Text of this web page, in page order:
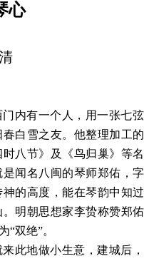
心
内有一个人，用一张七弦
白雪之友。他整理加工的
八节》及《鸟归巢》等名
闻名八闽的琴师郑佑，字
的高度，能在琴韵中知过
明朝思想家李贽称赞郑佑
“双绝”。
此地做小生意，建城后，